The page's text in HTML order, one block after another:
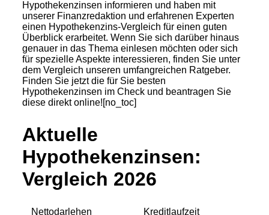
Hypothekenzinsen informieren und haben mit
unserer Finanzredaktion und erfahrenen Experten
einen Hypothekenzins-Vergleich für einen guten
Überblick erarbeitet. Wenn Sie sich darüber hinaus
genauer in das Thema einlesen möchten oder sich
für spezielle Aspekte interessieren, finden Sie unter
dem Vergleich unseren umfangreichen Ratgeber.
Finden Sie jetzt die für Sie besten
Hypothekenzinsen im Check und beantragen Sie
diese direkt online![no_toc]
Aktuelle
Hypothekenzinsen:
Vergleich 2026
Nettodarlehen Kreditlaufzeit